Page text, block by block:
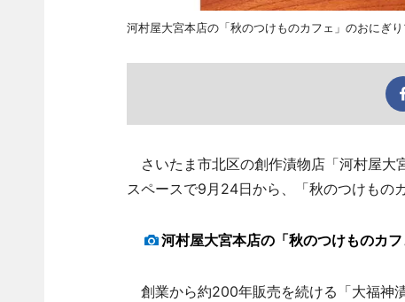
河村屋大宮本店の「秋のつけものカフェ」のおにぎり
さいたま市北区の創作漬物店「河村屋大
スペースで9月24日から、「秋のつけもの
河村屋大宮本店の「秋のつけものカ
創業から約200年販売を続ける「大福神